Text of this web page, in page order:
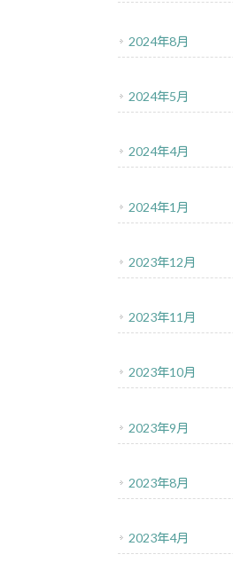
2024年8月
2024年5月
2024年4月
2024年1月
2023年12月
2023年11月
2023年10月
2023年9月
2023年8月
2023年4月